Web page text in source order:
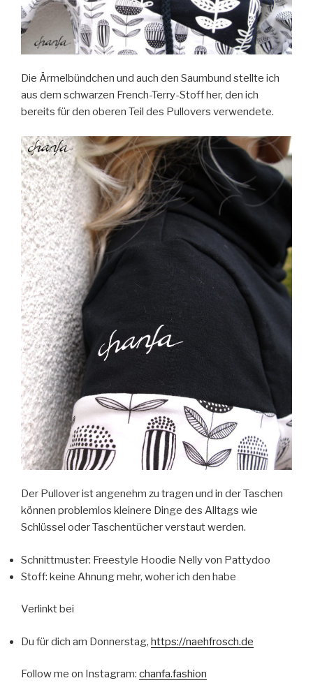
Die Ärmelbündchen und auch den Saumbund stellte ich
aus dem schwarzen French-Terry-Stoff her, den ich
bereits für den oberen Teil des Pullovers verwendete.
Der Pullover ist angenehm zu tragen und in der Taschen
können problemlos kleinere Dinge des Alltags wie
Schlüssel oder Taschentücher verstaut werden.
Schnittmuster: Freestyle Hoodie Nelly von Pattydoo
Stoff: keine Ahnung mehr, woher ich den habe
Verlinkt bei
Du für dich am Donnerstag, https://naehfrosch.de
Follow me on Instagram: chanfa.fashion